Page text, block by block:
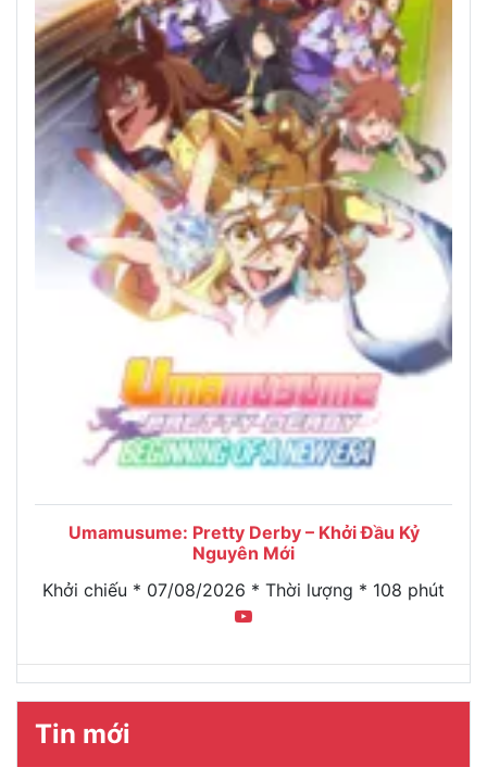
Umamusume: Pretty Derby – Khởi Đầu Kỷ
Nguyên Mới
Khởi chiếu * 07/08/2026 * Thời lượng * 108 phút
Tin mới